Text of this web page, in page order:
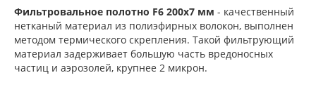
Фильтровальное полотно F6 200x7 мм - качественный
нетканый материал из полиэфирных волокон, выполнен
методом термического скрепления. Такой фильтрующий
материал задерживает большую часть вредоносных
частиц и аэрозолей, крупнее 2 микрон.